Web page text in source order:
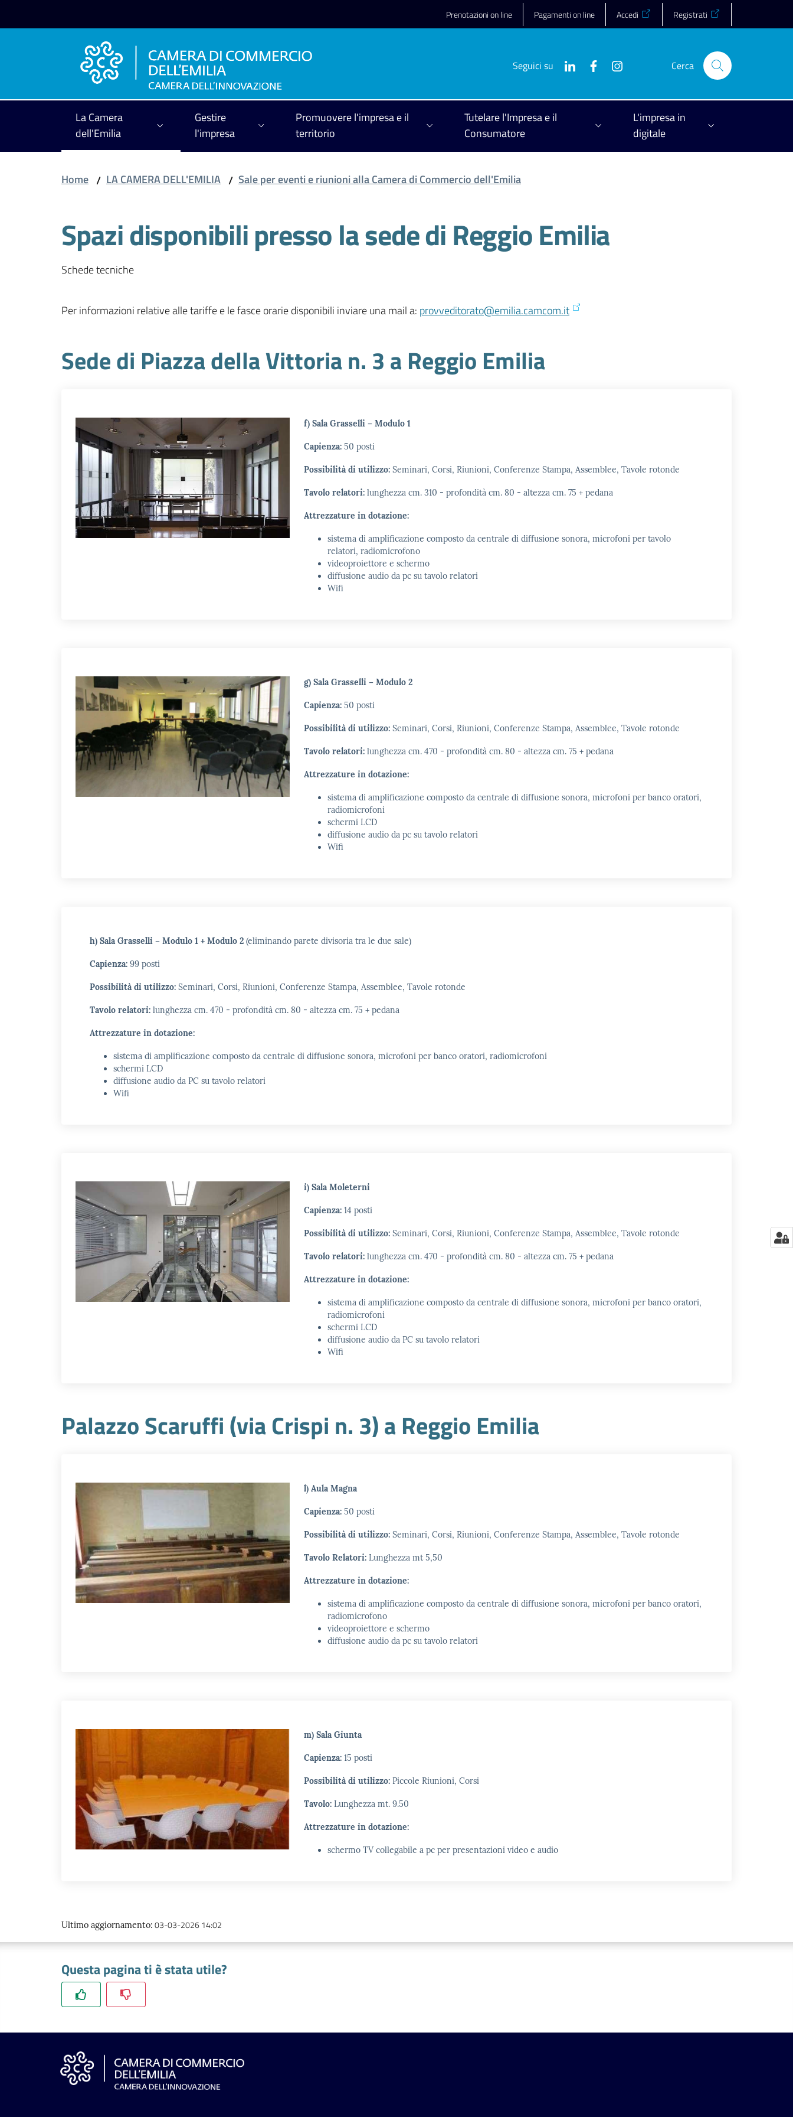
Prenotazioni on line Pagamenti on line Accedi Registrati
Seguici su Cerca
La Camera
dell'Emilia
Gestire
l'impresa
Promuovere l'impresa e il
territorio
Tutelare l'Impresa e il
Consumatore
L'impresa in
digitale
Home / LA CAMERA DELL'EMILIA / Sale per eventi e riunioni alla Camera di Commercio dell'Emilia
Spazi disponibili presso la sede di Reggio Emilia
Schede tecniche
Per informazioni relative alle tariffe e le fasce orarie disponibili inviare una mail a: provveditorato@emilia.camcom.it
Sede di Piazza della Vittoria n. 3 a Reggio Emilia
f) Sala Grasselli – Modulo 1
Capienza:50 posti
Possibilità di utilizzo:Seminari, Corsi, Riunioni, Conferenze Stampa, Assemblee, Tavole rotonde
Tavolo relatori:lunghezza cm. 310 - profondità cm. 80 - altezza cm. 75 + pedana
Attrezzature in dotazione:
sistema di amplificazione composto da centrale di diffusione sonora, microfoni per tavolo
relatori, radiomicrofono
videoproiettore e schermo
diffusione audio da pc su tavolo relatori
Wifi
g) Sala Grasselli – Modulo 2
Capienza: 50 posti
Possibilità di utilizzo: Seminari, Corsi, Riunioni, Conferenze Stampa, Assemblee, Tavole rotonde
Tavolo relatori: lunghezza cm. 470 - profondità cm. 80 - altezza cm. 75 + pedana
Attrezzature in dotazione:
sistema di amplificazione composto da centrale di diffusione sonora, microfoni per banco oratori,
radiomicrofoni
schermi LCD
diffusione audio da pc su tavolo relatori
Wifi
h) Sala Grasselli – Modulo 1 + Modulo 2 (eliminando parete divisoria tra le due sale)
Capienza: 99 posti
Possibilità di utilizzo: Seminari, Corsi, Riunioni, Conferenze Stampa, Assemblee, Tavole rotonde
Tavolo relatori: lunghezza cm. 470 - profondità cm. 80 - altezza cm. 75 + pedana
Attrezzature in dotazione:
sistema di amplificazione composto da centrale di diffusione sonora, microfoni per banco oratori, radiomicrofoni
schermi LCD
diffusione audio da PC su tavolo relatori
Wifi
i) Sala Moleterni
Capienza: 14 posti
Possibilità di utilizzo: Seminari, Corsi, Riunioni, Conferenze Stampa, Assemblee, Tavole rotonde
Tavolo relatori: lunghezza cm. 470 - profondità cm. 80 - altezza cm. 75 + pedana
Attrezzature in dotazione:
sistema di amplificazione composto da centrale di diffusione sonora, microfoni per banco oratori,
radiomicrofoni
schermi LCD
diffusione audio da PC su tavolo relatori
Wifi
Palazzo Scaruffi (via Crispi n. 3) a Reggio Emilia
l) Aula Magna
Capienza: 50 posti
Possibilità di utilizzo: Seminari, Corsi, Riunioni, Conferenze Stampa, Assemblee, Tavole rotonde
Tavolo Relatori: Lunghezza mt 5,50
Attrezzature in dotazione:
sistema di amplificazione composto da centrale di diffusione sonora, microfoni per banco oratori,
radiomicrofono
videoproiettore e schermo
diffusione audio da pc su tavolo relatori
m) Sala Giunta
Capienza: 15 posti
Possibilità di utilizzo: Piccole Riunioni, Corsi
Tavolo: Lunghezza mt. 9.50
Attrezzature in dotazione:
schermo TV collegabile a pc per presentazioni video e audio
Ultimo aggiornamento: 03-03-2026 14:02
Questa pagina ti è stata utile?